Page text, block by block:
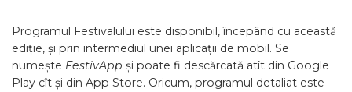
Programul Festivalului este disponibil, începând cu această
ediție, și prin intermediul unei aplicații de mobil. Se
numește FestivApp și poate fi descărcată atît din Google
Play cît și din App Store. Oricum, programul detaliat este